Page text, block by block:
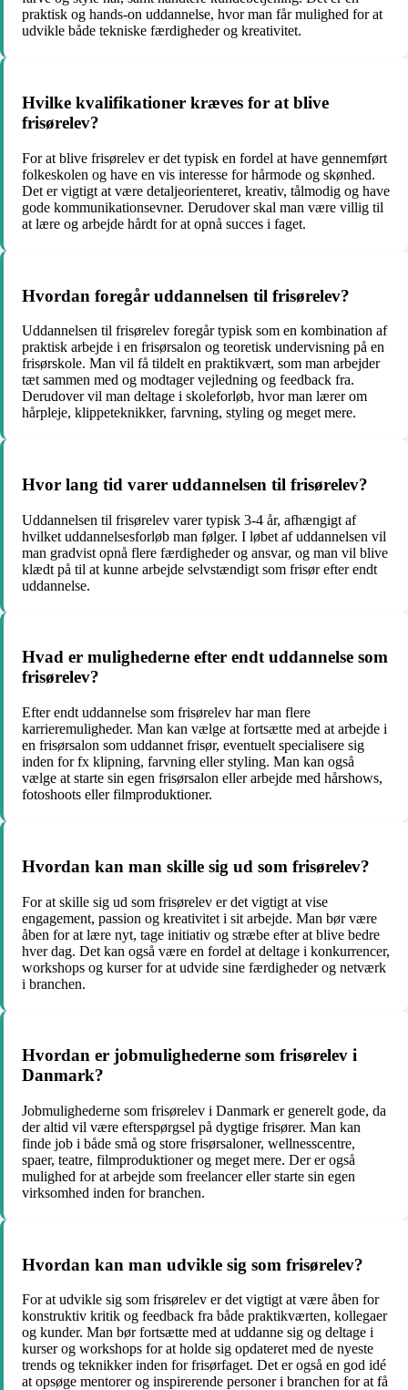
praktisk og hands-on uddannelse, hvor man får mulighed for at
udvikle både tekniske færdigheder og kreativitet.
Hvilke kvalifikationer kræves for at blive
frisørelev?
For at blive frisørelev er det typisk en fordel at have gennemført
folkeskolen og have en vis interesse for hårmode og skønhed.
Det er vigtigt at være detaljeorienteret, kreativ, tålmodig og have
gode kommunikationsevner. Derudover skal man være villig til
at lære og arbejde hårdt for at opnå succes i faget.
Hvordan foregår uddannelsen til frisørelev?
Uddannelsen til frisørelev foregår typisk som en kombination af
praktisk arbejde i en frisørsalon og teoretisk undervisning på en
frisørskole. Man vil få tildelt en praktikvært, som man arbejder
tæt sammen med og modtager vejledning og feedback fra.
Derudover vil man deltage i skoleforløb, hvor man lærer om
hårpleje, klippeteknikker, farvning, styling og meget mere.
Hvor lang tid varer uddannelsen til frisørelev?
Uddannelsen til frisørelev varer typisk 3-4 år, afhængigt af
hvilket uddannelsesforløb man følger. I løbet af uddannelsen vil
man gradvist opnå flere færdigheder og ansvar, og man vil blive
klædt på til at kunne arbejde selvstændigt som frisør efter endt
uddannelse.
Hvad er mulighederne efter endt uddannelse som
frisørelev?
Efter endt uddannelse som frisørelev har man flere
karrieremuligheder. Man kan vælge at fortsætte med at arbejde i
en frisørsalon som uddannet frisør, eventuelt specialisere sig
inden for fx klipning, farvning eller styling. Man kan også
vælge at starte sin egen frisørsalon eller arbejde med hårshows,
fotoshoots eller filmproduktioner.
Hvordan kan man skille sig ud som frisørelev?
For at skille sig ud som frisørelev er det vigtigt at vise
engagement, passion og kreativitet i sit arbejde. Man bør være
åben for at lære nyt, tage initiativ og stræbe efter at blive bedre
hver dag. Det kan også være en fordel at deltage i konkurrencer,
workshops og kurser for at udvide sine færdigheder og netværk
i branchen.
Hvordan er jobmulighederne som frisørelev i
Danmark?
Jobmulighederne som frisørelev i Danmark er generelt gode, da
der altid vil være efterspørgsel på dygtige frisører. Man kan
finde job i både små og store frisørsaloner, wellnesscentre,
spaer, teatre, filmproduktioner og meget mere. Der er også
mulighed for at arbejde som freelancer eller starte sin egen
virksomhed inden for branchen.
Hvordan kan man udvikle sig som frisørelev?
For at udvikle sig som frisørelev er det vigtigt at være åben for
konstruktiv kritik og feedback fra både praktikværten, kollegaer
og kunder. Man bør fortsætte med at uddanne sig og deltage i
kurser og workshops for at holde sig opdateret med de nyeste
trends og teknikker inden for frisørfaget. Det er også en god idé
at opsøge mentorer og inspirerende personer i branchen for at få